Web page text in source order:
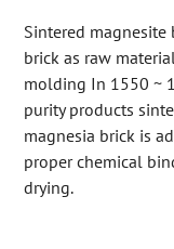
Sintered magnesite
brick as raw
molding In 1550 ~
purity products
magnesia brick is
proper chemical
drying.